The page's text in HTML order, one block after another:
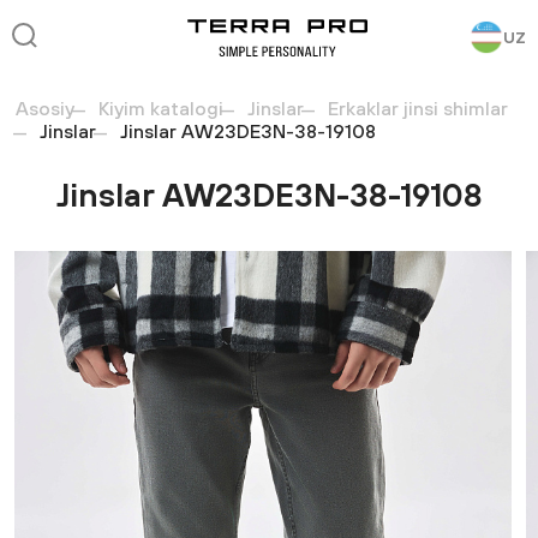
UZ
Asosiy Kiyim katalogi Jinslar
Erkaklar jinsi shimlar
Jinslar
Jinslar AW23DE3N-38-19108
Jinslar AW23DE3N-38-19108